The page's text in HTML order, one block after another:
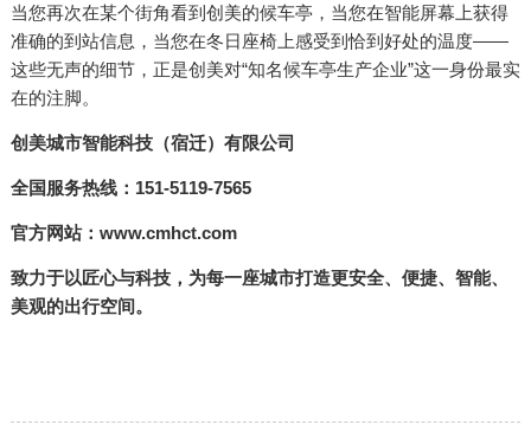
当您再次在某个街角看到创美的候车亭，当您在智能屏幕上获得
准确的到站信息，当您在冬日座椅上感受到恰到好处的温度——
这些无声的细节，正是创美对“知名候车亭生产企业”这一身份最实
在的注脚。
创美城市智能科技（宿迁）有限公司
全国服务热线：151-5119-7565
官方网站：www.cmhct.com
致力于以匠心与科技，为每一座城市打造更安全、便捷、智能、
美观的出行空间。